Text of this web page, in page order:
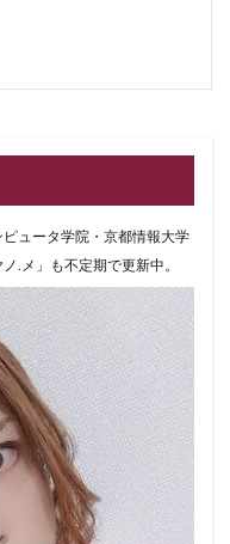
ュータ学院・京都情報大学
.メ」も不定期で更新中。